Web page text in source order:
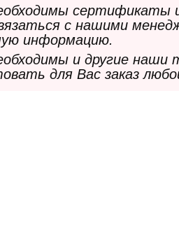
сертификаты
с нашими
информацию.
и другие
для Вас заказ